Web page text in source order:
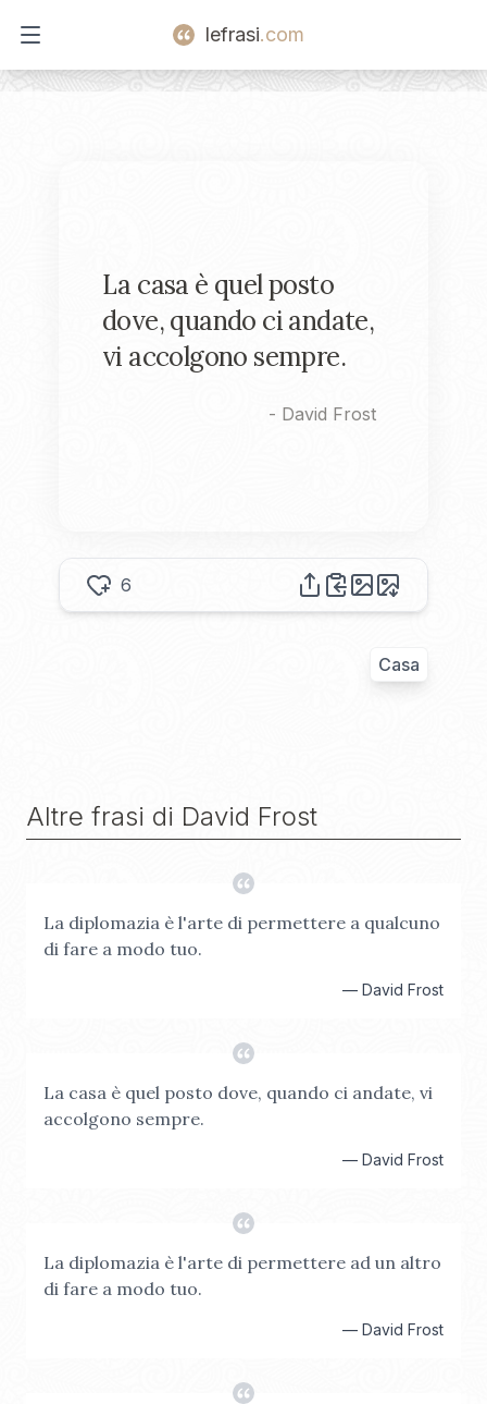
Open main menu
lefrasi.com
La casa è quel posto
dove, quando ci andate,
vi accolgono sempre.
- David Frost
6
Casa
Altre frasi di David Frost
La diplomazia è l'arte di permettere a qualcuno
di fare a modo tuo.
— David Frost
La casa è quel posto dove, quando ci andate, vi
accolgono sempre.
— David Frost
La diplomazia è l'arte di permettere ad un altro
di fare a modo tuo.
— David Frost